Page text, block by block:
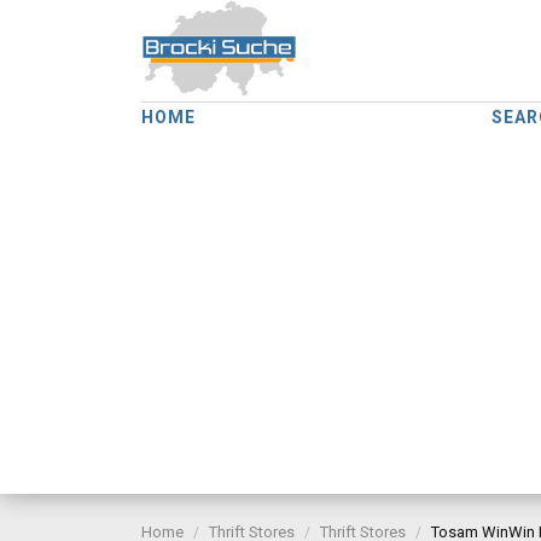
HOME
Home Thrift Stores Thrift Stores Tosam WinWin